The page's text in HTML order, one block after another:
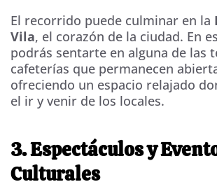
El recorrido puede culminar en la
Vila, el corazón de la ciudad. En
podrás sentarte en alguna de las
cafeterías que permanecen
ofreciendo un espacio relajado
el ir y venir de los locales.
3. Espectáculos y
Culturales